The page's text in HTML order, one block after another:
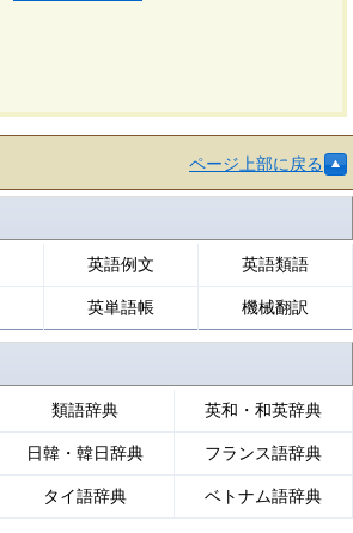
ページ上部に戻る
英語例文 英語類語
英単語帳 機械翻訳
類語辞典 英和・和英辞典
日韓・韓日辞典 フランス語辞典
タイ語辞典 ベトナム語辞典